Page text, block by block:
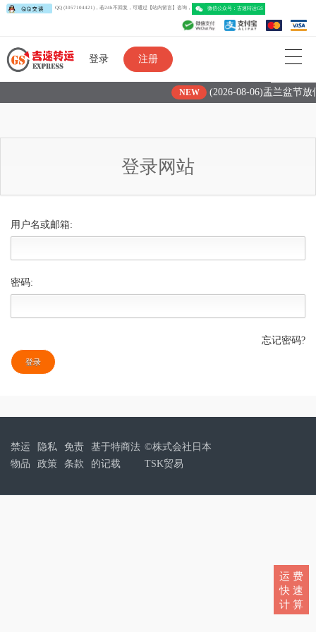
QQ (3057104421)，若24h不回复，可通过【站内留言】咨询， 微信公众号：吉速转运
登录 注册
NEW (2026-08-06)盂兰盆节放
登录网站
用户名或邮箱:
密码:
忘记密码?
登录
禁运
物品
隐私
政策
免责
条款
基于特商法
的记载
©株式会社日本
TSK贸易
运 费
快 速
计 算